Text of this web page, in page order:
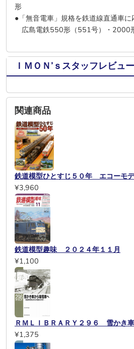
形
●「無音電車」規格を鉄道線直通車
広島電鉄550形（551号）・
ＩＭＯＮ’ｓスタッフレビュー
関連商品
鉄道模型ひとすじ５０年 エコーモ
¥3,960
鉄道模型趣味 ２０２４年１１月
¥1,100
ＲＭＬＩＢＲＡＲＹ２９６ 雪かき
¥1,375